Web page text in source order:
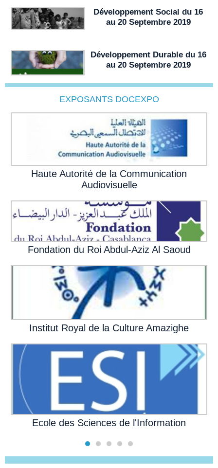
Développement Social du 16
au 20 Septembre 2019
Développement Durable du 16
au 20 Septembre 2019
EXPOSANTS DOCEXPO
Haute Autorité de la Communication
Audiovisuelle
Fondation du Roi Abdul-Aziz Al Saoud
Institut Royal de la Culture Amazighe
Ecole des Sciences de l'Information